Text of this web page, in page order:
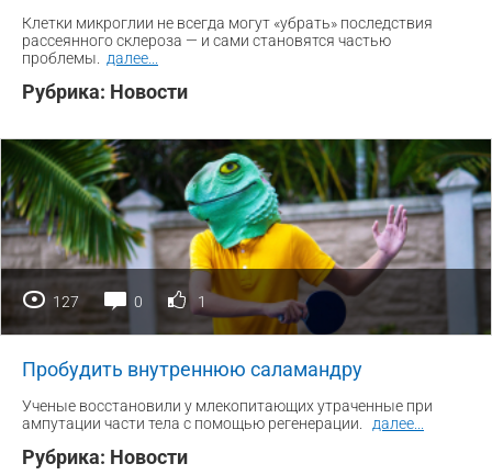
Клетки микроглии не всегда могут «убрать» последствия
рассеянного склероза — и сами становятся частью
проблемы.
далее
Рубрика: Новости
127 0 1
Пробудить внутреннюю саламандру
Ученые восстановили у млекопитающих утраченные при
ампутации части тела с помощью регенерации.
далее
Рубрика: Новости